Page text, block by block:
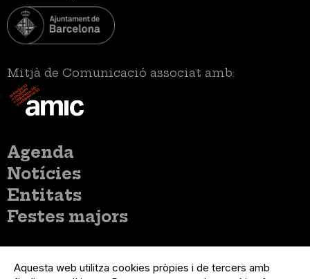
Mitjà de Comunicació associat amb:
Menú
principal
Agenda
Notícies
Entitats
Festes majors
del
Menú
Aquesta web utilitza cookies pròpies i de tercers amb